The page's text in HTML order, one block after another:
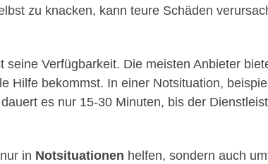
zu knacken, kann teure Schäden
Verfügbarkeit. Die meisten Anbieter
Hilfe bekommst. In einer Notsituation,
es nur 15-30 Minuten, bis der
in Notsituationen helfen, sondern auch